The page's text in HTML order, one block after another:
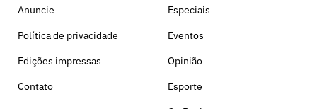
Anuncie
Política de privacidade
Edições impressas
Contato
Especiais
Eventos
Opinião
Esporte